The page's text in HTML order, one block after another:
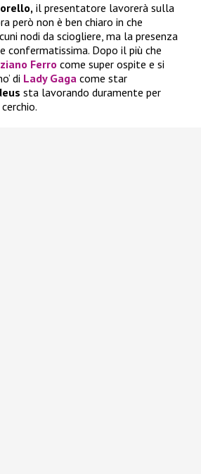
il presentatore lavorerà sulla
però non è ben chiaro in che
nodi da sciogliere, ma la presenza
confermatissima. Dopo il più che
Ferro come super ospite e si
di Lady Gaga come star
sta lavorando duramente per